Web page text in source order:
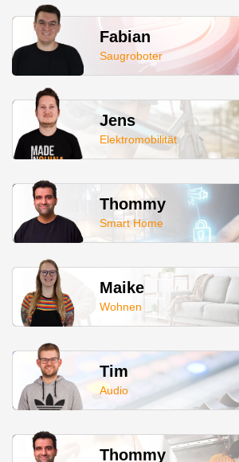
Fabian
Saugroboter
Jens
Elektromobilität
Thommy
Smart Home
Maike
Wohnen
Tim
Audio
Thommy